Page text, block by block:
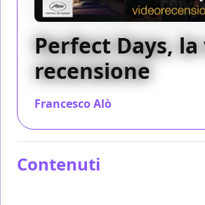
Perfect Days,
recensione
Francesco Alò
Contenuti